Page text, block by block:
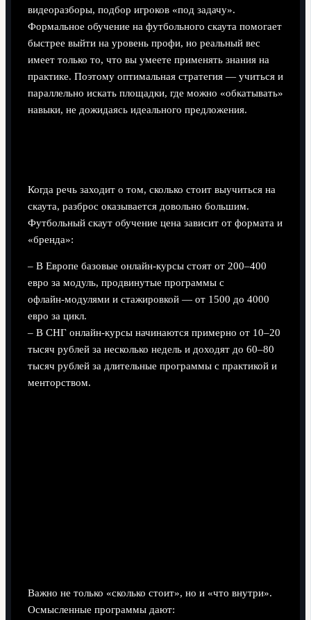
видеоразборы, подбор игроков «под задачу».
Формальное обучение на футбольного скаута помогает
быстрее выйти на уровень профи, но реальный вес
имеет только то, что вы умеете применять знания на
практике. Поэтому оптимальная стратегия — учиться и
параллельно искать площадки, где можно «обкатывать»
навыки, не дожидаясь идеального предложения.
Когда речь заходит о том, сколько стоит выучиться на
скаута, разброс оказывается довольно большим.
Футбольный скаут обучение цена зависит от формата и
«бренда»:
– В Европе базовые онлайн‑курсы стоят от 200–400
евро за модуль, продвинутые программы с
офлайн‑модулями и стажировкой — от 1500 до 4000
евро за цикл.
– В СНГ онлайн‑курсы начинаются примерно от 10–20
тысяч рублей за несколько недель и доходят до 60–80
тысяч рублей за длительные программы с практикой и
менторством.
Важно не только «сколько стоит», но и «что внутри».
Осмысленные программы дают: